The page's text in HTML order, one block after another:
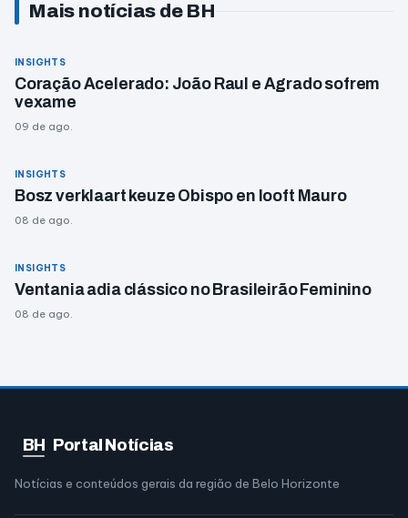
Mais notícias de BH
INSIGHTS
Coração Acelerado: João Raul e Agrado sofrem
vexame
09 de ago.
INSIGHTS
Bosz verklaart keuze Obispo en looft Mauro
08 de ago.
INSIGHTS
Ventania adia clássico no Brasileirão Feminino
08 de ago.
BH Portal Notícias
Notícias e conteúdos gerais da região de Belo Horizonte